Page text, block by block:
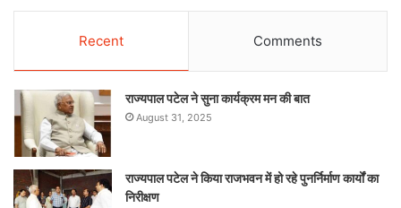
Recent Comments
राज्यपाल पटेल ने सुना कार्यक्रम मन की बात
August 31, 2025
राज्यपाल पटेल ने किया राजभवन में हो रहे पुनर्निर्माण कार्यों का
निरीक्षण